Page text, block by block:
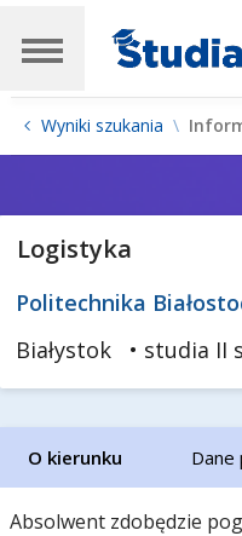
Wyniki szukania
Logistyka
Politechnika
Białystok
• studia II
O kierunku
Absolwent zdobędzie